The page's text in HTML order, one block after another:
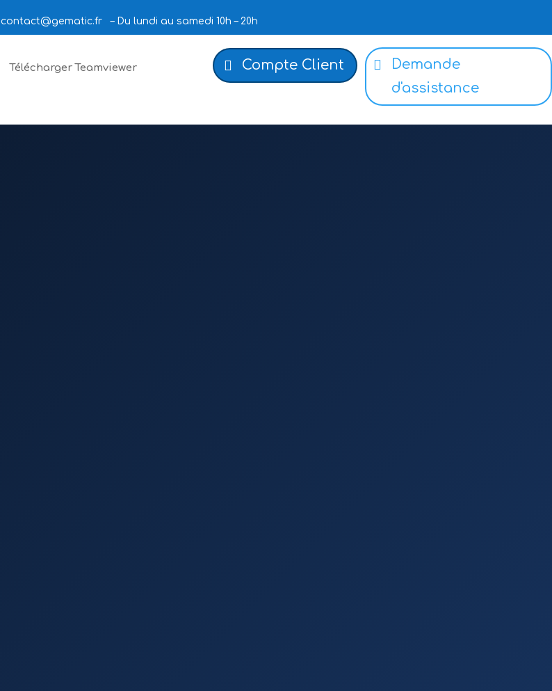
contact@gematic.fr– Du lundi au samedi 10h – 20h
Télécharger Teamviewer Compte Client
Demande
d'assistance